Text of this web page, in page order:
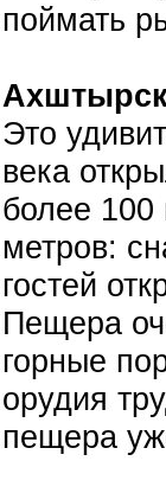
поймать
Это
века
более 100
метров:
гостей
Пещера
горные
орудия
пещера